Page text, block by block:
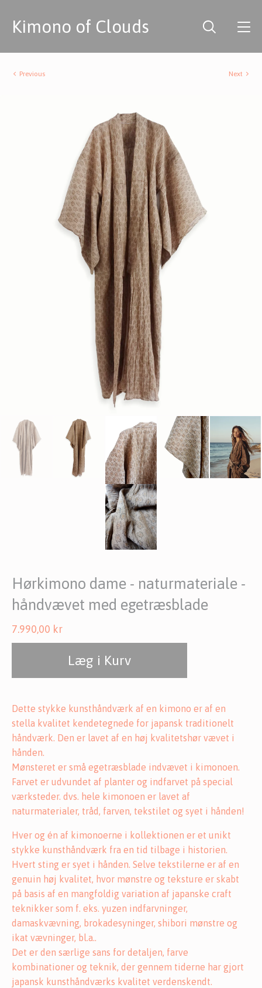
Kimono of Clouds
Previous Next
Hørkimono dame - naturmateriale -
håndvævet med egetræsblade
7.990,00 kr
Læg i Kurv
Dette stykke kunsthåndværk af en kimono er af en
stella kvalitet kendetegnede for japansk traditionelt
håndværk. Den er lavet af en høj kvalitetshør vævet i
hånden.
Mønsteret er små egetræsblade indvævet i kimonoen.
Farvet er udvundet af planter og indfarvet på special
værksteder. dvs. hele kimonoen er lavet af
naturmaterialer, tråd, farven, tekstilet og syet i hånden!
Hver og én af kimonoerne i kollektionen er et unikt
stykke kunsthåndværk fra en tid tilbage i historien.
Hvert sting er syet i hånden. Selve tekstilerne er af en
genuin høj kvalitet, hvor mønstre og teksture er skabt
på basis af en mangfoldig variation af japanske craft
teknikker som f. eks. yuzen indfarvninger,
damaskvævning, brokadesyninger, shibori mønstre og
ikat vævninger, bl.a..
Det er den særlige sans for detaljen, farve
kombinationer og teknik, der gennem tiderne har gjort
japansk kunsthåndværks kvalitet verdenskendt.